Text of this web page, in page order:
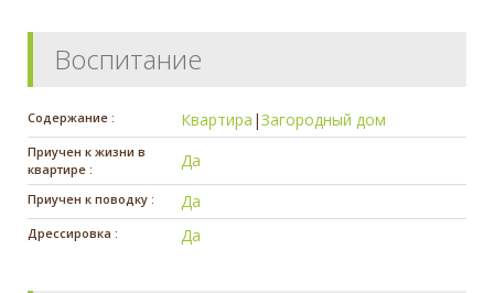
Воспитание
Содержание : Квартира |Загородный дом
Приучен к жизни в
квартире :
Да
Приучен к поводку : Да
Дрессировка : Да